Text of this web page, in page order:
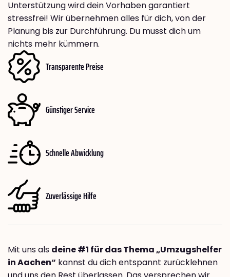
Unterstützung wird dein Vorhaben garantiert
stressfrei! Wir übernehmen alles für dich, von der
Planung bis zur Durchführung. Du musst dich um
nichts mehr kümmern.
Transparente Preise
Günstiger Service
Schnelle Abwicklung
Zuverlässige Hilfe
Mit uns als deine #1 für das Thema „Umzugshelfer
in Aachen“ kannst du dich entspannt zurücklehnen